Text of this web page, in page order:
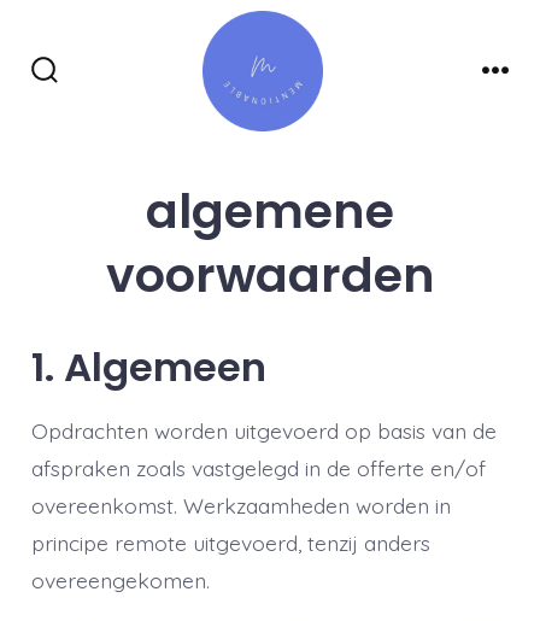
overslaan
algemene
voorwaarden
1. Algemeen
Opdrachten worden uitgevoerd op basis van de
afspraken zoals vastgelegd in de offerte en/of
overeenkomst. Werkzaamheden worden in
principe remote uitgevoerd, tenzij anders
overeengekomen.